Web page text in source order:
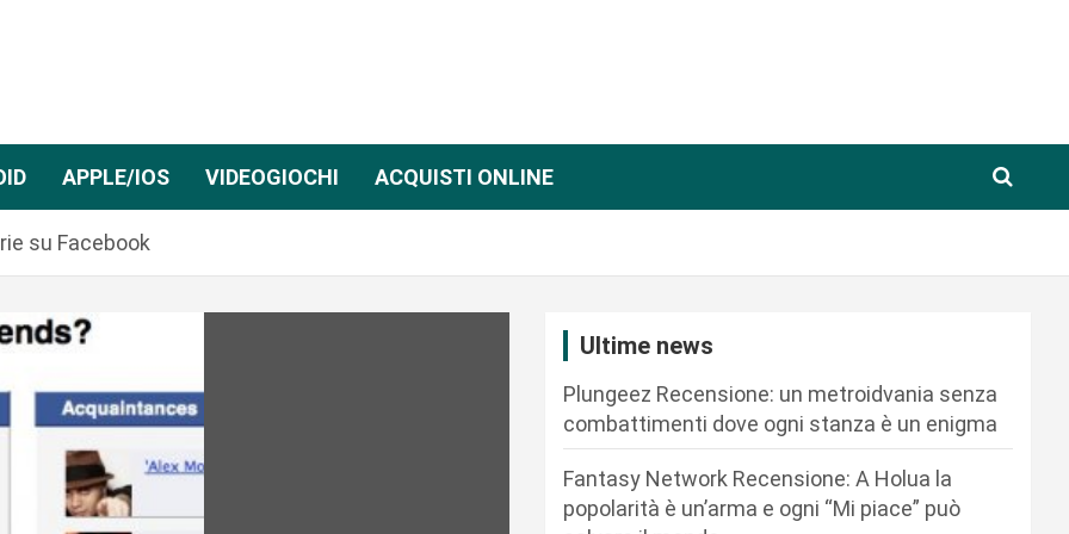
APPLE/IOS VIDEOGIOCHI ACQUISTI ONLINE
su Facebook
Ultime news
Plungeez Recensione: un metroidvania senza
combattimenti dove ogni stanza è un enigma
Fantasy Network Recensione: A Holua la
popolarità è un’arma e ogni “Mi piace” può